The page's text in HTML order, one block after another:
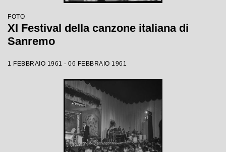
FOTO
XI Festival della canzone italiana di
Sanremo
1 FEBBRAIO 1961 - 06 FEBBRAIO 1961